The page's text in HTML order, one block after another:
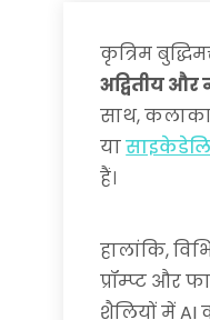
कृत्रिम
अद्वितीय और
साथ,
या
हैं।
हालांकि,
प्रॉम्प्ट और
शैलियों में AI